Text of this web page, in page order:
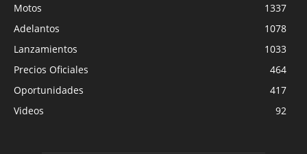
Motos
1337
Adelantos
1078
Lanzamientos
1033
Precios Oficiales
464
Oportunidades
417
Videos
92